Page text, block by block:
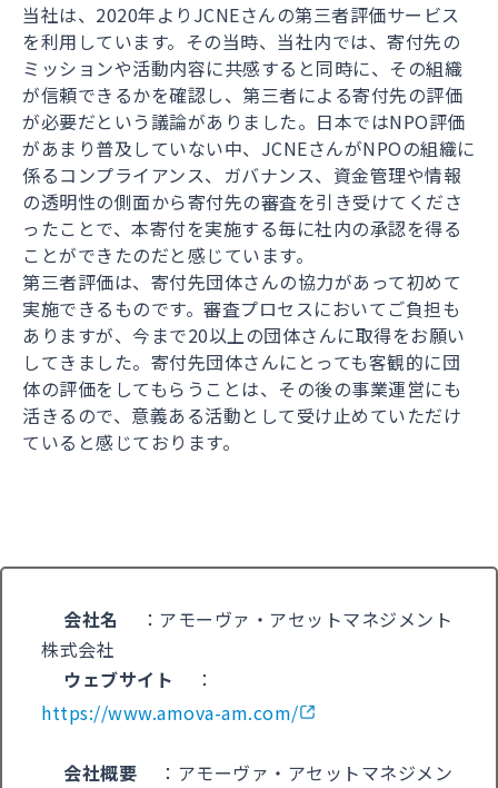
当社は、2020年よりJCNEさんの第三者評価サービス
を利用しています。その当時、当社内では、寄付先の
ミッションや活動内容に共感すると同時に、その組織
が信頼できるかを確認し、第三者による寄付先の評価
が必要だという議論がありました。日本ではNPO評価
があまり普及していない中、JCNEさんがNPOの組織に
係るコンプライアンス、ガバナンス、資金管理や情報
の透明性の側面から寄付先の審査を引き受けてくださ
ったことで、本寄付を実施する毎に社内の承認を得る
ことができたのだと感じています。
第三者評価は、寄付先団体さんの協力があって初めて
実施できるものです。審査プロセスにおいてご負担も
ありますが、今まで20以上の団体さんに取得をお願い
してきました。寄付先団体さんにとっても客観的に団
体の評価をしてもらうことは、その後の事業運営にも
活きるので、意義ある活動として受け止めていただけ
ていると感じております。
会社名
：アモーヴァ・アセットマネジメント
株式会社
ウェブサイト
：
https://www.amova-am.com/
会社概要
：アモーヴァ・アセットマネジメン